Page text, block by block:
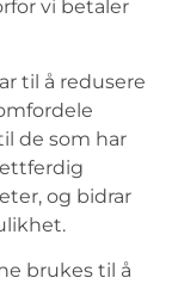
vi betaler
til å redusere⁣
de som har
og bidrar
brukes til å